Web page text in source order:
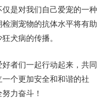
是对我们自己爱宠的一种
测宠物的抗体水平将有助
犬病的传播。
者们一起行动起来，共同
个更加安全和和谐的社
力奋斗！